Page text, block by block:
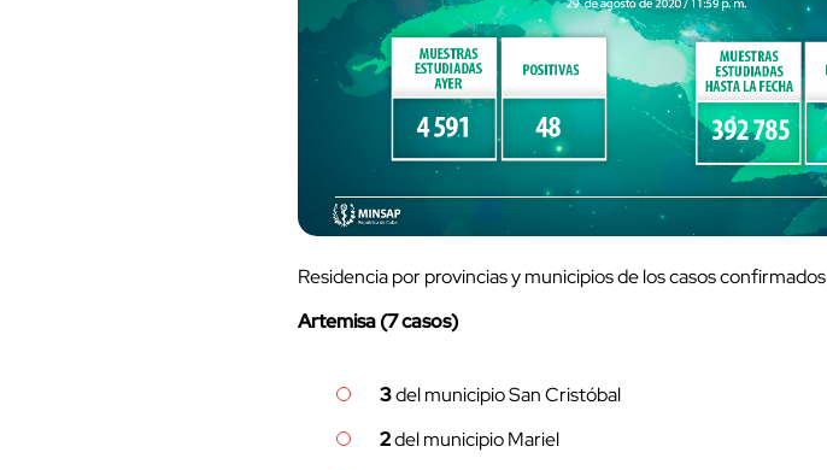
Residencia por provincias y municipios de los casos confirmados
Artemisa (7 casos)
3del municipio San Cristóbal
2del municipio Mariel